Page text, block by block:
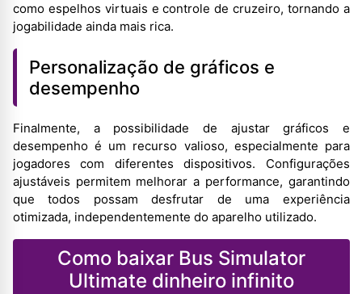
como espelhos virtuais e controle de cruzeiro, tornando a
jogabilidade ainda mais rica.
Personalização de gráficos e
desempenho
Finalmente, a possibilidade de ajustar gráficos e
desempenho é um recurso valioso, especialmente para
jogadores com diferentes dispositivos. Configurações
ajustáveis permitem melhorar a performance, garantindo
que todos possam desfrutar de uma experiência
otimizada, independentemente do aparelho utilizado.
Como baixar Bus Simulator
Ultimate dinheiro infinito